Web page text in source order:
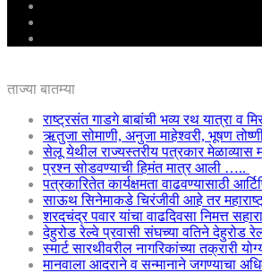
ताज्या बातम्या
राष्ट्रसंत गाडगे बाबांची भव्य रथ यात्रा व
ऋतुजा सोमाणी, अनुजा माहेश्वरी, भूषण
सेलू येथील राज्यस्तरीय पत्रकार मेळाव्यास
प्रश्न सोडवण्याची हिमंत मात्र आली …..
पत्रकारितेत कार्यक्षमता
साऊथ सिनेमाकडे चिरंजीवी आहे तर
शरदचंद्र पवार यांचा वाढदिवसा निमत्त
देहुरोड रेल्वे प्रवासी संघच्या वतिने देहुरोड
स्मार्ट सारथीवरील नागरिकांच्या तक्रारी
मानवाला आदराने व सन्मानाने जगण्याचा